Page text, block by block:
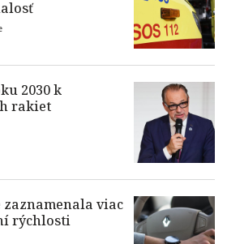
2030 k
rakiet
viac
rýchlosti